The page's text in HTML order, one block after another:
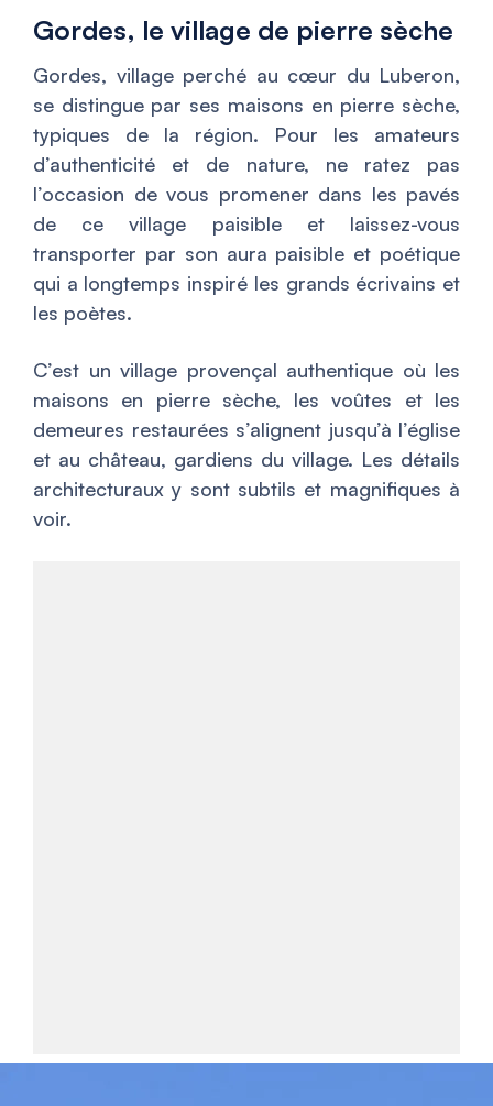
Gordes, le village de pierre sèche
Gordes, village perché au cœur du Luberon,
se distingue par ses maisons en pierre sèche,
typiques de la région. Pour les amateurs
d’authenticité et de nature, ne ratez pas
l’occasion de vous promener dans les pavés
de ce village paisible et laissez-vous
transporter par son aura paisible et poétique
qui a longtemps inspiré les grands écrivains et
les poètes.
C’est un village provençal authentique où les
maisons en pierre sèche, les voûtes et les
demeures restaurées s’alignent jusqu’à l’église
et au château, gardiens du village. Les détails
architecturaux y sont subtils et magnifiques à
voir.